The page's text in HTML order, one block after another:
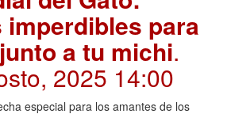
imperdibles para
a tu michi.
2025 14:00
especial para los amantes de los